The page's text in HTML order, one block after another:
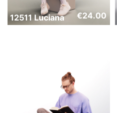
12511 Luciana €24.00